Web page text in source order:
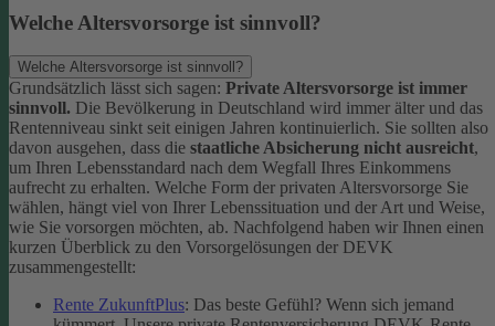
Welche Altersvorsorge ist sinnvoll?
Welche Altersvorsorge ist sinnvoll?
Grundsätzlich lässt sich sagen: Private Altersvorsorge ist immer
sinnvoll. Die Bevölkerung in Deutschland wird immer älter und das
Rentenniveau sinkt seit einigen Jahren kontinuierlich. Sie sollten also
davon ausgehen, dass die staatliche Absicherung nicht ausreicht,
um Ihren Lebensstandard nach dem Wegfall Ihres Einkommens
aufrecht zu erhalten. Welche Form der privaten Altersvorsorge Sie
wählen, hängt viel von Ihrer Lebenssituation und der Art und Weise,
wie Sie vorsorgen möchten, ab. Nachfolgend haben wir Ihnen einen
kurzen Überblick zu den Vorsorgelösungen der DEVK
zusammengestellt:
Rente ZukunftPlus: Das beste Gefühl? Wenn sich jemand